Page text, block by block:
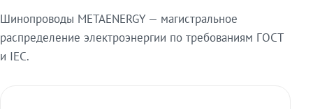
Шинопроводы METAENERGY — магистральное
распределение электроэнергии по требованиям ГОСТ
и IEC.